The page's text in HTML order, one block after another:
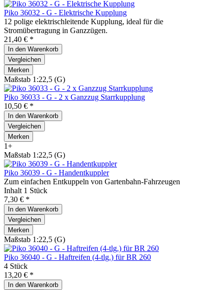
Piko 36032 - G - Elektrische Kupplung
12 polige elektrischleitende Kupplung, ideal für die
Stromübertragung in Ganzzügen.
21,40 € *
In den Warenkorb
Vergleichen
Merken
Maßstab 1:22,5 (G)
Piko 36033 - G - 2 x Ganzzug Starrkupplung
10,50 € *
In den Warenkorb
Vergleichen
Merken
1+
Maßstab 1:22,5 (G)
Piko 36039 - G - Handentkuppler
Zum einfachen Entkuppeln von Gartenbahn-Fahrzeugen
Inhalt 1 Stück
7,30 € *
In den Warenkorb
Vergleichen
Merken
Maßstab 1:22,5 (G)
Piko 36040 - G - Haftreifen (4-tlg.) für BR 260
4 Stück
13,20 € *
In den Warenkorb